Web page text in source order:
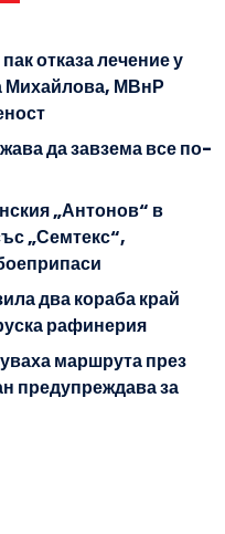
отказа лечение у
Михайлова, МВнР
да завзема все по-
„Антонов“ в
„Семтекс“,
два кораба край
рафинерия
маршрута през
предупреждава за